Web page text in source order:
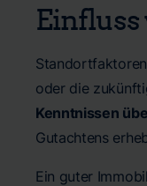
oder die
Kenntnissen
Gutachtens
Ein guter